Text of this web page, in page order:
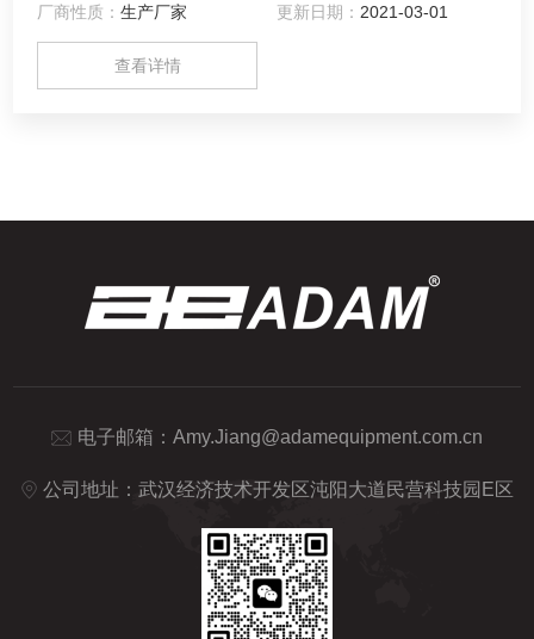
析仪开创了新标准。*的USB接口实现了天平的数据直接读取传
输至存储器，而这一过程无须使用任何其他软件。为用户的数
据采集提供更多的便利。
厂商性质：生产厂家 更新日期： 2021-03-01
查看详情
电子邮箱： Amy.Jiang@adamequipment.com.cn
公司地址：武汉经济技术开发区沌阳大道民营科技园E区